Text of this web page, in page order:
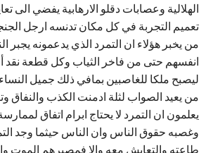
الهلالية وعصابات دقلو الارهابية يفضي الى
تعميم التجربة في كل مكان تدنسه ارجل
من يخبر هؤلاء ان التمرد الذي يدعمونه يجبر
انفسهم حتى من فاخر الثياب وكل قطعة نقد
ليصبح ملكا للغاصبين بمافي ذلك جميل
من يعيد الصواب لثلة ادمنت الكذب والنفاق
يعلمون ان التمرد لا يحتاج ابرام اتفاق
وغصبه حقوق الناس وان الناس حيثما وجد
طاعته والتعايش معه والا فمصيرهم الموت